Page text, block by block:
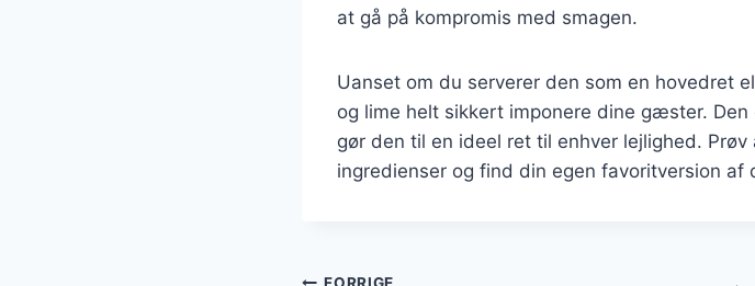
at gå på kompromis med smagen.
Uanset om du serverer den som en hovedret
og lime helt sikkert imponere dine gæster.
gør den til en ideel ret til enhver lejlighed.
ingredienser og find din egen favoritversion af